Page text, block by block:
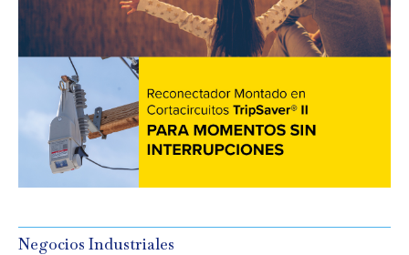
Negocios Industriales